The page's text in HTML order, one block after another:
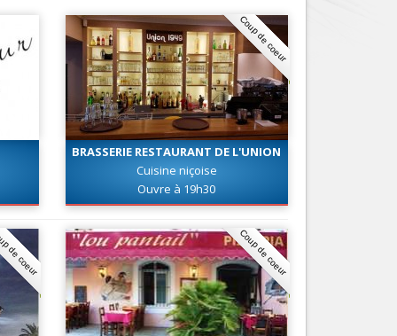
Mode, ...
Loisirs
Plages, sports, ...
Services
Tourisme, ...
Nice le petit Marais Niçois
Nice la plaine du Var
Nice le Carré d’Or
Nice Aéroport
Coup de coeur
BRASSERIE RESTAURANT DE L'UNION
Cuisine niçoise
Ouvre à 19h30
coeur Coup de coeur